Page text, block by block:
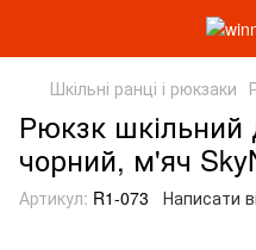
Шкільні ранці і рюкзаки
Рюкзк шкільний
чорний, м'яч
Артикул: R1-073 Написати